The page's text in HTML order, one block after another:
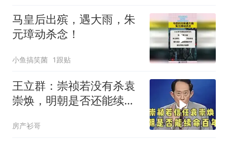
马皇后出殡，遇大雨，朱
元璋动杀念！
小鱼搞笑菌 1跟贴
王立群：崇祯若没有杀袁
崇焕，明朝是否还能续命
房产衫哥